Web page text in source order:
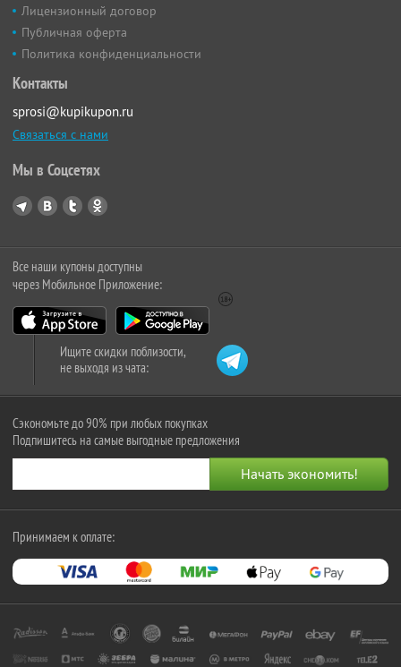
Лицензионный договор
Публичная оферта
Политика конфиденциальности
Контакты
sprosi@kupikupon.ru
Связаться с нами
Мы в Соцсетях
Все наши купоны доступны
через Мобильное Приложение:
Ищите скидки поблизости,
не выходя из чата:
Сэкономьте до 90% при любых покупках
Подпишитесь на самые выгодные предложения
Принимаем к оплате: